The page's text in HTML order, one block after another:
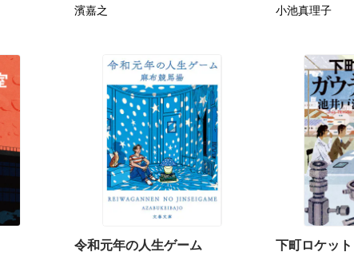
濱嘉之 小池真理子
令和元年の人生ゲーム 下町ロケット